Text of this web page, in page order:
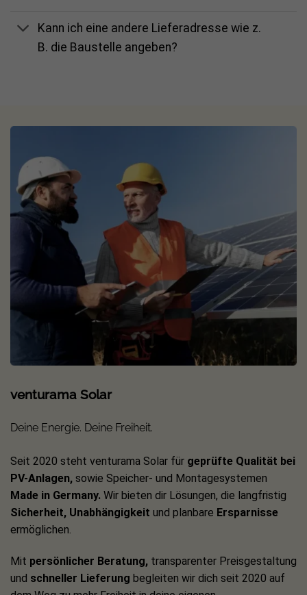
Kann ich eine andere Lieferadresse wie z.
B. die Baustelle angeben?
venturama Solar
Deine Energie. Deine Freiheit.
Seit 2020 steht venturama Solar für geprüfte Qualität bei
PV-Anlagen, sowie Speicher- und Montagesystemen
Made in Germany. Wir bieten dir Lösungen, die langfristig
Sicherheit, Unabhängigkeit und planbare Ersparnisse
ermöglichen.
Mit persönlicher Beratung, transparenter Preisgestaltung
und schneller Lieferung begleiten wir dich seit 2020 auf